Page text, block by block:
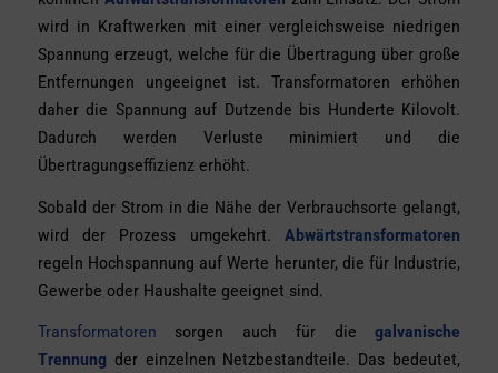
wird in Kraftwerken mit einer vergleichsweise niedrigen
Spannung erzeugt, welche für die Übertragung über große
Entfernungen ungeeignet ist. Transformatoren erhöhen
daher die Spannung auf Dutzende bis Hunderte Kilovolt.
Dadurch werden Verluste minimiert und die
Übertragungseffizienz erhöht.
Sobald der Strom in die Nähe der Verbrauchsorte gelangt,
wird der Prozess umgekehrt.Abwärtstransformatoren
regeln Hochspannung auf Werte herunter, die für Industrie,
Gewerbe oder Haushalte geeignet sind.
Transformatoren sorgen auch für diegalvanische
Trennung der einzelnen Netzbestandteile. Das bedeutet,